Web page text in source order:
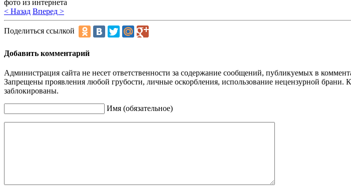
фото из интернета
< Назад Вперед >
Поделиться ссылкой
Добавить комментарий
Администрация сайта не несет ответственности за содержание сообщений, публикуемых в
Запрещены проявления любой грубости, личные оскорбления, использование нецензурной
заблокированы.
Имя (обязательное)